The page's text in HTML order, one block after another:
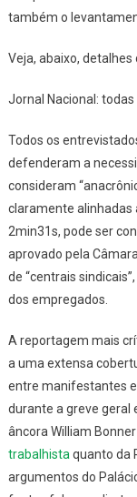
também o
Veja, abaixo,
Jornal Nacional:
Todos os
defenderam a
consideram
claramente alinhadas
2min31s, pode ser
aprovado pela
de “centrais
dos empregados.
A reportagem mais
a uma extensa
entre manifestantes
durante a greve geral
âncora William
trabalhista quanto da
argumentos do